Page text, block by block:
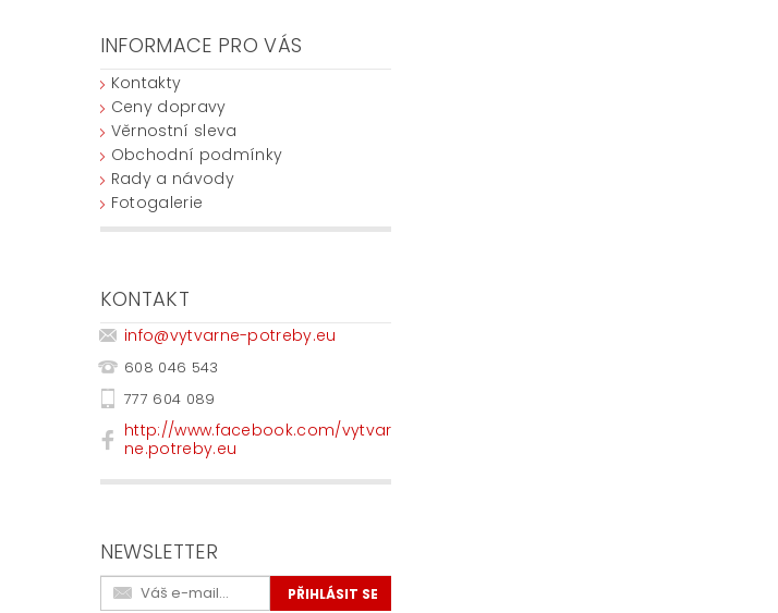
INFORMACE PRO VÁS
Kontakty
Ceny dopravy
Věrnostní sleva
Obchodní podmínky
Rady a návody
Fotogalerie
KONTAKT
info@vytvarne-potreby.eu
608 046 543
777 604 089
http://www.facebook.com/vytvar
ne.potreby.eu
NEWSLETTER